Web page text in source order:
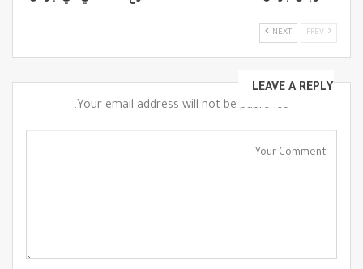
NEXT
LEAVE A REPLY
Your email address will not be published.